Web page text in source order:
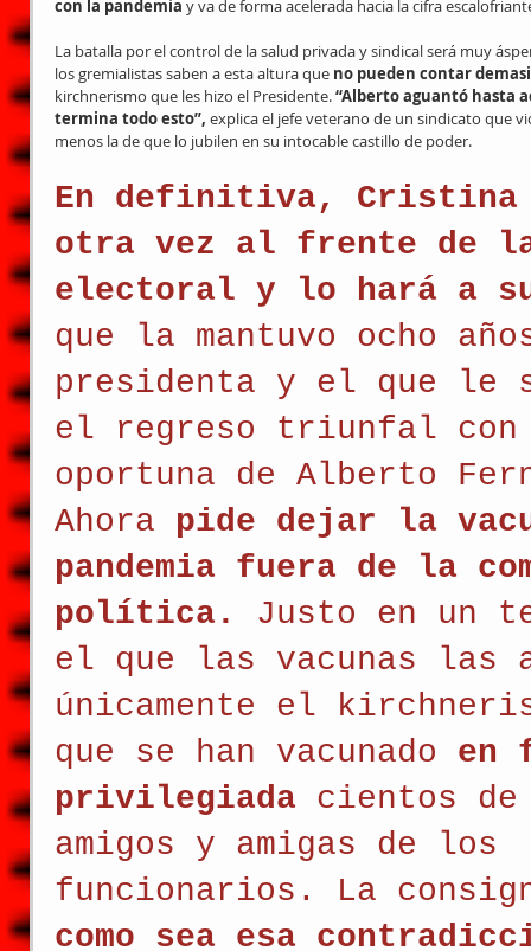
con la pandemia y va de forma acelerada hacia la cifra
La batalla por el control de la salud privada y sindical será muy
los gremialistas saben a esta altura que no pueden contar
kirchnerismo que les hizo el Presidente. “Alberto aguantó hasta
termina todo esto”, explica el jefe veterano de un sindicato que
menos la de que lo jubilen en su intocable castillo de poder.
En definitiva, Cristina
otra vez al frente de la
electoral y lo hará a
que la mantuvo ocho
presidenta y el que
el regreso triunfal con
oportuna de Alberto
Ahora pide dejar la
pandemia fuera de la
política.
Justo en un
el que las vacunas
únicamente el
que se han vacunado en
privilegiada cientos
amigos y amigas de los
funcionarios. La
como sea esa